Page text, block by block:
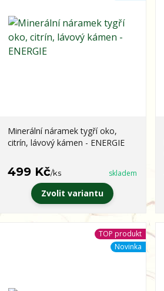
Minerální náramek tygří oko,
citrín, lávový kámen - ENERGIE
499 Kč/ks skladem
Zvolit variantu
TOP produkt
Novinka